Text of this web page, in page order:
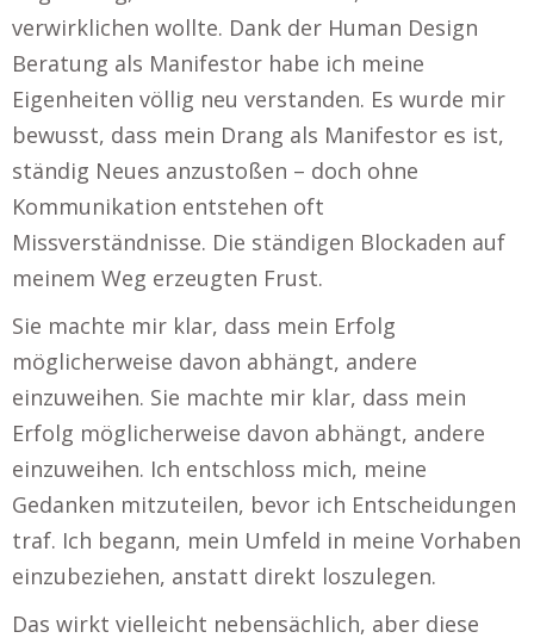
verwirklichen wollte. Dank der Human Design
Beratung als Manifestor habe ich meine
Eigenheiten völlig neu verstanden. Es wurde mir
bewusst, dass mein Drang als Manifestor es ist,
ständig Neues anzustoßen – doch ohne
Kommunikation entstehen oft
Missverständnisse. Die ständigen Blockaden auf
meinem Weg erzeugten Frust.
Sie machte mir klar, dass mein Erfolg
möglicherweise davon abhängt, andere
einzuweihen. Sie machte mir klar, dass mein
Erfolg möglicherweise davon abhängt, andere
einzuweihen. Ich entschloss mich, meine
Gedanken mitzuteilen, bevor ich Entscheidungen
traf. Ich begann, mein Umfeld in meine Vorhaben
einzubeziehen, anstatt direkt loszulegen.
Das wirkt vielleicht nebensächlich, aber diese